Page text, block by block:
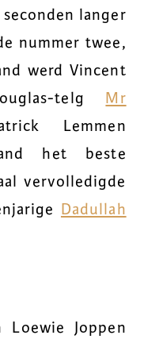
langer
nummer twee,
werd Vincent
telg Mr
Lemmen
het beste
vervolledigde
Dadullah
Joppen